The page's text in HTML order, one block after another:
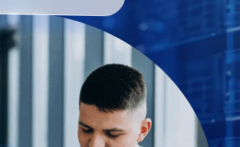
救援
援
Free
Pro
App
復
復
復
Partition Master 版本對比
螢幕畫面
Recorder
影
(線上) Video
連絡技術人員
售前咨詢
咨詢銷售服務人員
遠程協助服務
一對一遠程協助，解決問題速度